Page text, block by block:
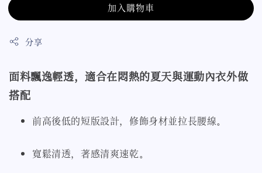
加入購物車
分享
面料飄逸輕透，適合在悶熱的夏天與運動內衣外做
搭配
前高後低的短版設計，修飾身材並拉長腰線。
寬鬆清透，著感清爽速乾。